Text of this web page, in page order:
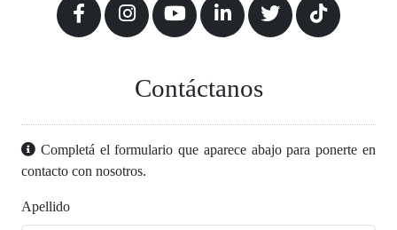
Contáctanos
Completá el formulario que aparece abajo para ponerte en
contacto con nosotros.
Apellido